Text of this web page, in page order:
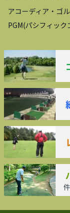
アコーディア・ゴ
PGM(パシフィッ
件